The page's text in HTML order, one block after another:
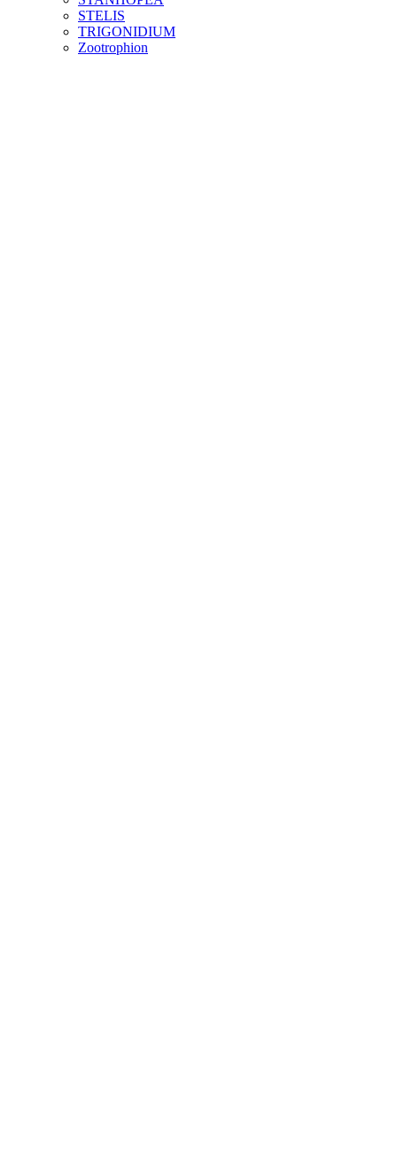
STELIS
TRIGONIDIUM
Zootrophion